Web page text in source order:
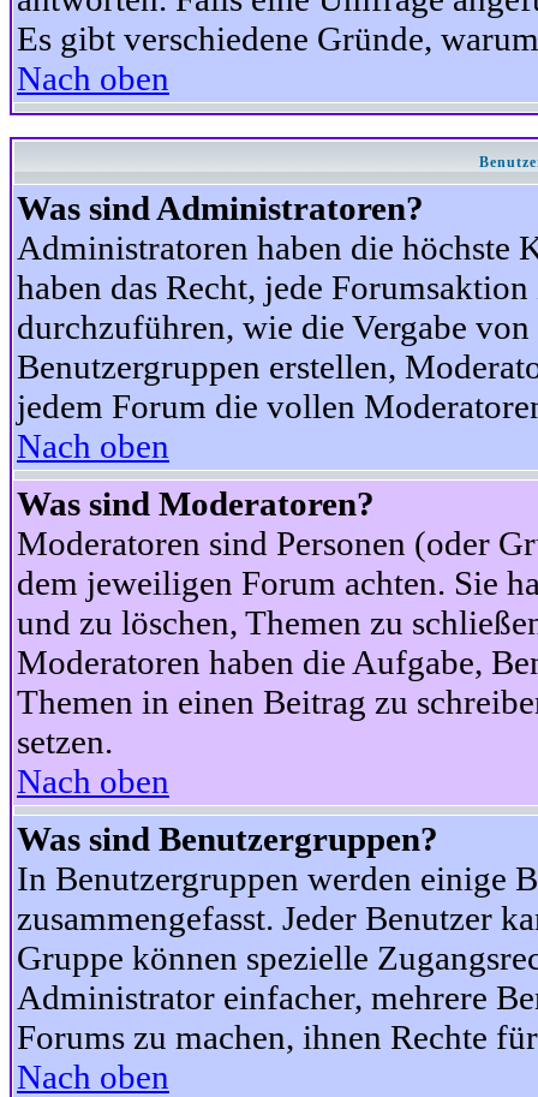
Es gibt verschiedene Gründe,
Nach oben
Was sind Administratoren?
Administratoren haben die höchste
haben das Recht, jede
durchzuführen, wie die Vergabe
Benutzergruppen erstellen,
jedem Forum die vollen
Nach oben
Was sind Moderatoren?
Moderatoren sind Personen (oder
dem jeweiligen Forum achten. Sie
und zu löschen, Themen zu
Moderatoren haben die Aufgabe,
Themen in einen Beitrag zu
setzen.
Nach oben
Was sind Benutzergruppen?
In Benutzergruppen werden einige
zusammengefasst. Jeder Benutzer
Gruppe können spezielle
Administrator einfacher, mehrere
Forums zu machen, ihnen Rechte
Nach oben